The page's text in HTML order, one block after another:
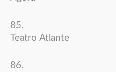
Teatro Atlante